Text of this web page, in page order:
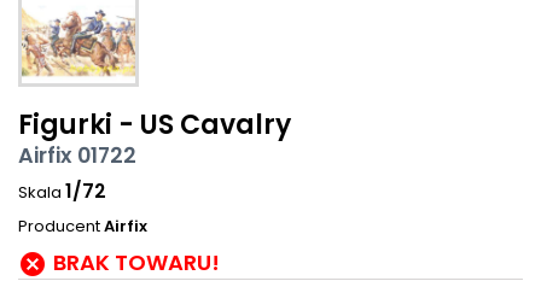
Figurki - US Cavalry
Airfix 01722
Skala 1/72
ProducentAirfix
 BRAK TOWARU!